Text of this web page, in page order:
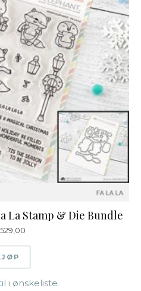
La Stamp & Die Bundle
i ønskeliste